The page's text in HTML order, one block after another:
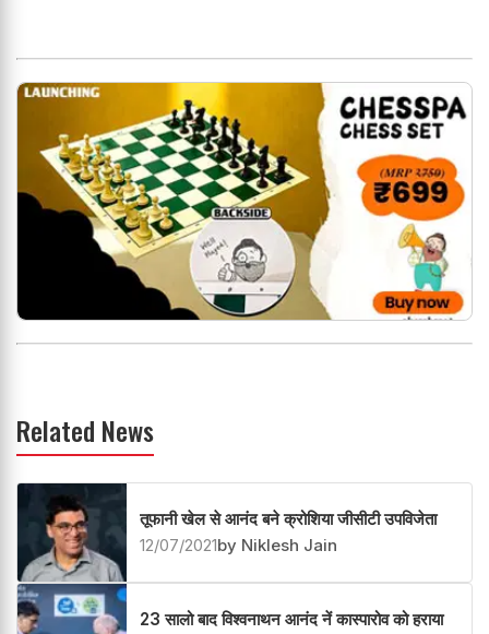
Related News
तूफानी खेल से आनंद बने क्रोशिया जीसीटी उपविजेता
12/07/2021by Niklesh Jain
23 सालो बाद विश्वनाथन आनंद नें कास्पारोव को हराया